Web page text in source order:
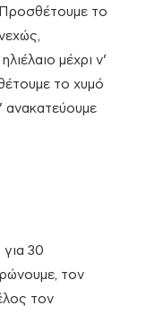
Προσθέτουμε το
μέχρι ν’
το χυμό
ανακατεύουμε
30
τον
τον